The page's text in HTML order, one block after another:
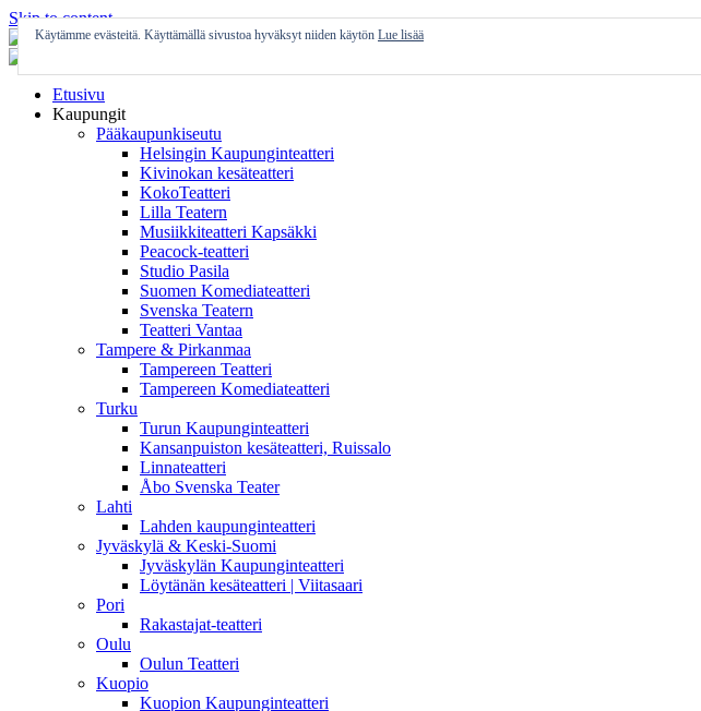
Skip to content
Etusivu
Kaupungit
Pääkaupunkiseutu
Helsingin Kaupunginteatteri
Kivinokan kesäteatteri
KokoTeatteri
Lilla Teatern
Musiikkiteatteri Kapsäkki
Peacock-teatteri
Studio Pasila
Suomen Komediateatteri
Svenska Teatern
Teatteri Vantaa
Tampere & Pirkanmaa
Tampereen Teatteri
Tampereen Komediateatteri
Turku
Turun Kaupunginteatteri
Kansanpuiston kesäteatteri, Ruissalo
Linnateatteri
Åbo Svenska Teater
Lahti
Lahden kaupunginteatteri
Jyväskylä & Keski-Suomi
Jyväskylän Kaupunginteatteri
Löytänän kesäteatteri | Viitasaari
Pori
Rakastajat-teatteri
Oulu
Oulun Teatteri
Kuopio
Kuopion Kaupunginteatteri
Käytämme evästeitä. Käyttämällä sivustoa hyväksyt niiden käytön Lue lisää